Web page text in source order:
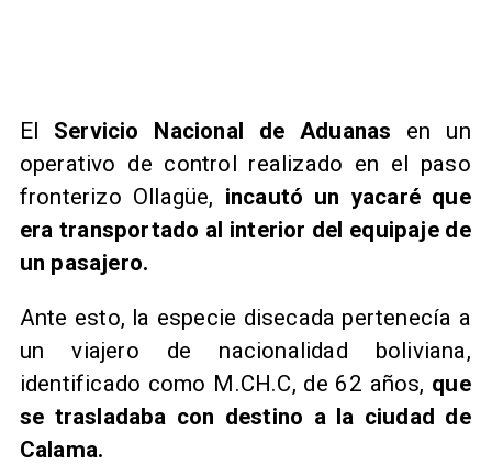
El Servicio Nacional de Aduanas en un
operativo de control realizado en el paso
fronterizo Ollagüe, incautó un yacaré que
era transportado al interior del equipaje de
un pasajero.
Ante esto, la especie disecada pertenecía a
un viajero de nacionalidad boliviana,
identificado como M.CH.C, de 62 años, que
se trasladaba con destino a la ciudad de
Calama.